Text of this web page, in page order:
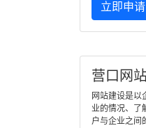
立即申请
营口网
网站建设是以
业的情况、了
户与企业之间